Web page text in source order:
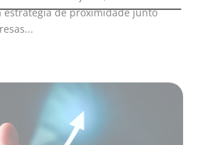
estratégia de proximidade junto